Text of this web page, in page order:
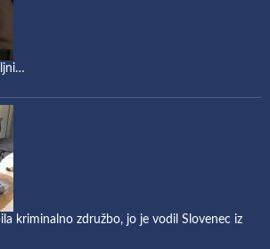
kriminalno združbo, jo je vodil Slovenec iz